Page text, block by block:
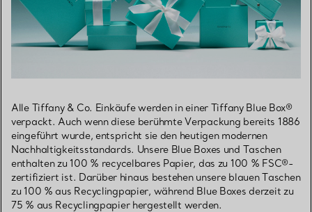
Alle Tiffany & Co. Einkäufe werden in einer Tiffany Blue Box®
verpackt. Auch wenn diese berühmte Verpackung bereits 1886
eingeführt wurde, entspricht sie den heutigen modernen
Nachhaltigkeitsstandards. Unsere Blue Boxes und Taschen
enthalten zu 100 % recycelbares Papier, das zu 100 % FSC®-
zertifiziert ist. Darüber hinaus bestehen unsere blauen Taschen
zu 100 % aus Recyclingpapier, während Blue Boxes derzeit zu
75 % aus Recyclingpapier hergestellt werden.